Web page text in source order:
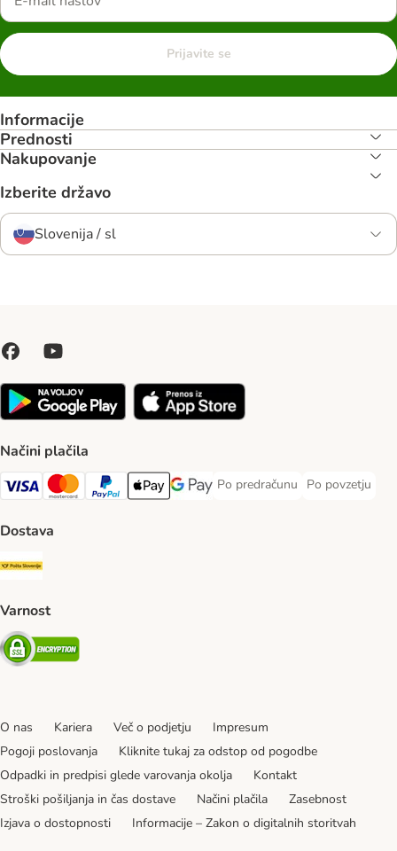
Prijavite se
Informacije
Prednosti
Nakupovanje
Izberite državo
Slovenija / sl
Načini plačila
Visa Payment Method
MasterCard Payment Method
PayPal Payment Method
Apple Pay Payment Method
Google pay Payment Method
Po predračunu
Po predračunu Payment Method
Po povzetju
Po povzetju
Dostava
Pošta Slovenije Shipping Method
Varnost
Security
O nas Kariera Več o podjetju
Impresum
Pogoji poslovanja
Kliknite tukaj za odstop od pogodbe
Odpadki in predpisi glede varovanja okolja
Kontakt
Stroški pošiljanja in čas dostave
Načini plačila
Zasebnost
Izjava o dostopnosti
Informacije – Zakon o digitalnih storitvah